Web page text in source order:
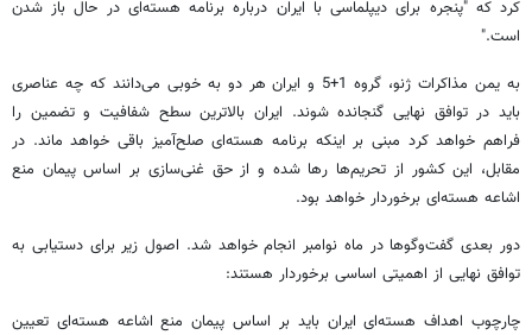
کرد که "پنجره برای دیپلماسی با ایران درباره برنامه هسته‌ای در حال باز شدن
است."
به یمن مذاکرات ژنو، گروه 1+5 و ایران هر دو به خوبی می‌دانند که چه عناصری
باید در توافق نهایی گنجانده شوند. ایران بالاترین سطح شفافیت و تضمین را
فراهم خواهد کرد مبنی بر اینکه برنامه هسته‌ای صلح‌آمیز باقی خواهد ماند. در
مقابل، این کشور از تحریم‌ها رها شده و از حق غنی‌سازی بر اساس پیمان منع
اشاعه هسته‌ای برخوردار خواهد بود.
دور بعدی گفت‌و‌گوها در ماه نوامبر انجام خواهد شد. اصول زیر برای دستیابی به
توافق نهایی از اهمیتی اساسی برخوردار هستند:
چارچوب اهداف هسته‌ای ایران باید بر اساس پیمان منع اشاعه هسته‌ای تعیین